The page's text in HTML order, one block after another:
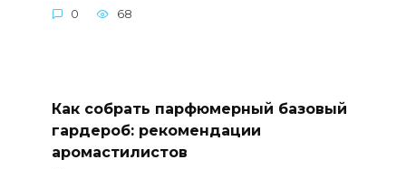
0 68
Как собрать парфюмерный базовый
гардероб: рекомендации
аромастилистов